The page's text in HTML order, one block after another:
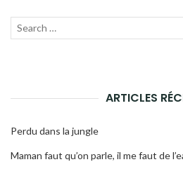
Recherche
ARTICLES
Perdu dans la jungle
Maman faut qu’on parle, il me faut de